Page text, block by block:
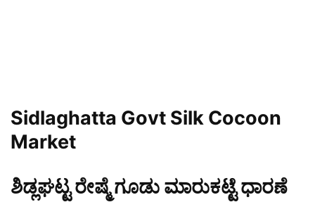
Sidlaghatta Govt Silk Cocoon
Market
ಶಿಡ್ಲಘಟ್ಟ ರೇಷ್ಮೆ ಗೂಡು ಮಾರುಕಟ್ಟೆ ಧಾರಣೆ